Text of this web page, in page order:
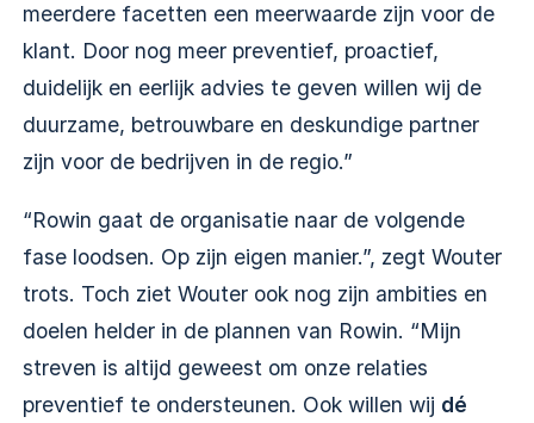
meerdere facetten een meerwaarde zijn voor de
klant. Door nog meer preventief, proactief,
duidelijk en eerlijk advies te geven willen wij de
duurzame, betrouwbare en deskundige partner
zijn voor de bedrijven in de regio.”
“Rowin gaat de organisatie naar de volgende
fase loodsen. Op zijn eigen manier.”, zegt Wouter
trots. Toch ziet Wouter ook nog zijn ambities en
doelen helder in de plannen van Rowin. “Mijn
streven is altijd geweest om onze relaties
preventief te ondersteunen. Ook willen wij dé